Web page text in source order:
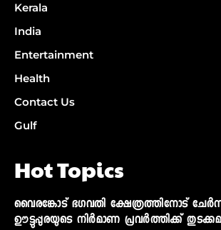
Kerala
India
Entertainment
Health
Contact Us
Gulf
Hot Topics
വൈരങ്കോട് ഭഗവതി ക്ഷേത്രത്തിനോട്
ഊട്ടുപ്പുരയുടെ നിര്‍മാണ പ്രവര്‍ത്തിക്ക്